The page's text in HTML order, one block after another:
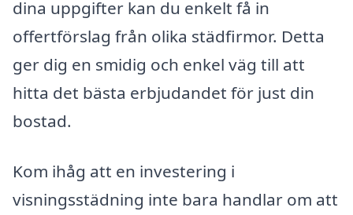
dina uppgifter kan du enkelt få in
offertförslag från olika städfirmor. Detta
ger dig en smidig och enkel väg till att
hitta det bästa erbjudandet för just din
bostad.
Kom ihåg att en investering i
visningsstädning inte bara handlar om att